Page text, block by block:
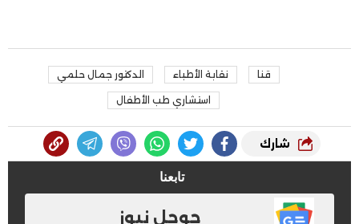
قنا نقابة الأطباء الدكتور جمال حلمي
استشاري طب الأطفال
شارك
تابعنا
جوجل نيوز